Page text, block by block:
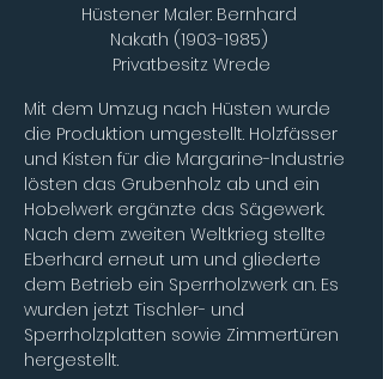
Hüstener Maler: Bernhard
Nakath (1903-1985)
Privatbesitz Wrede
Mit dem Umzug nach Hüsten wurde
die Produktion umgestellt. Holzfässer
und Kisten für die Margarine-Industrie
lösten das Grubenholz ab und ein
Hobelwerk ergänzte das Sägewerk.
Nach dem zweiten Weltkrieg stellte
Eberhard erneut um und gliederte
dem Betrieb ein Sperrholzwerk an. Es
wurden jetzt Tischler- und
Sperrholzplatten sowie Zimmertüren
hergestellt.